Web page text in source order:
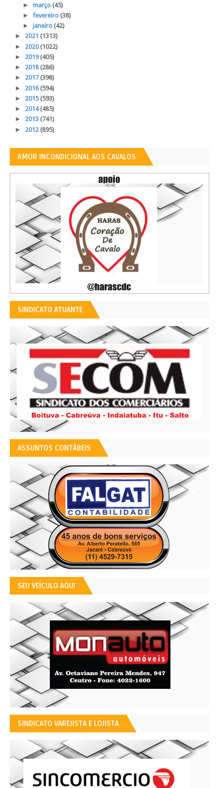
► março (45)
► fevereiro (38)
► janeiro (42)
► 2021 (1313)
► 2020(1022)
► 2019(405)
► 2018(286)
► 2017(398)
► 2016(594)
► 2015(593)
► 2014(485)
► 2013 (741)
► 2012(895)
AMOR INCONDICIONAL AOS CAVALOS
SINDICATO ATUANTE
ASSUNTOS CONTÁBEIS
SEU VEÍCULO AQUI
SINDICATO VAREJISTA E LOJISTA